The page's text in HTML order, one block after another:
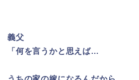
義父
「何を言うかと思えば…